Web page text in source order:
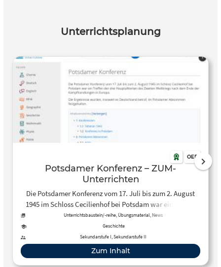
Unterrichtsplanung
OER
Potsdamer Konferenz – ZUM-
Unterrichten
Die Potsdamer Konferenz vom 17. Juli bis zum 2. August
1945 im Schloss Cecilienhof bei Potsdam war ein Treffen
der drei Hauptalliierten des Zweiten Weltkriegs nach dem
Ende der Kampfhandlungen in Europa. – Diese Seite
enthält Informationen und Aufgaben zum Thema.
Unterrichtsbaustein/-reihe, Übungsmaterial, News
Geschichte
Sekundarstufe I, Sekundarstufe II
Zum Inhalt